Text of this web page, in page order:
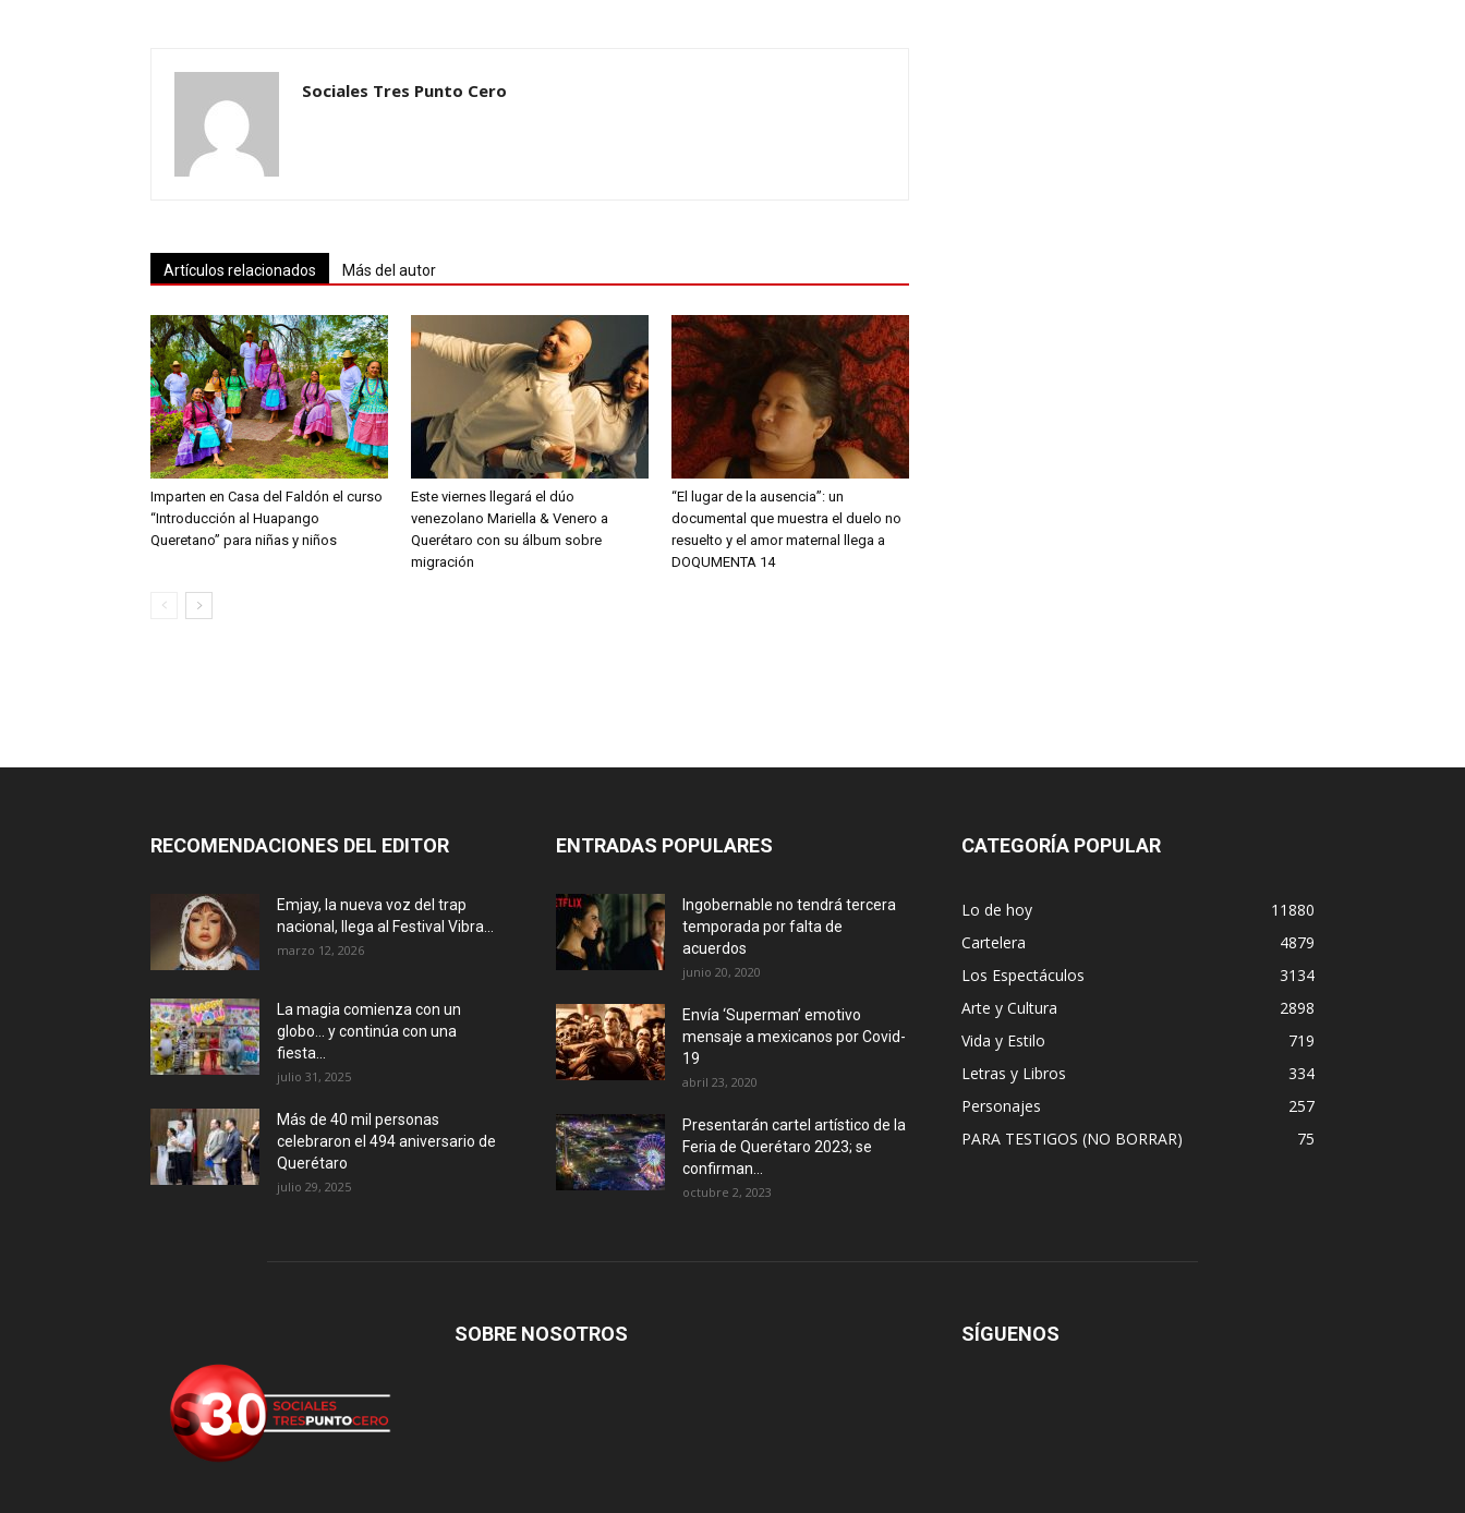
Sociales Tres Punto Cero
Artículos relacionados Más del autor
Imparten en Casa del Faldón el curso
“Introducción al Huapango
Queretano” para niñas y niños
Este viernes llegará el dúo
venezolano Mariella & Venero a
Querétaro con su álbum sobre
migración
“El lugar de la ausencia”: un
documental que muestra el duelo no
resuelto y el amor maternal llega a
DOQUMENTA 14
RECOMENDACIONES DEL EDITOR
Emjay, la nueva voz del trap
nacional, llega al Festival Vibra...
marzo 12, 2026
La magia comienza con un
globo… y continúa con una
fiesta...
julio 31, 2025
Más de 40 mil personas
celebraron el 494 aniversario de
Querétaro
julio 29, 2025
ENTRADAS POPULARES
Ingobernable no tendrá tercera
temporada por falta de
acuerdos
junio 20, 2020
Envía ‘Superman’ emotivo
mensaje a mexicanos por Covid-
19
abril 23, 2020
Presentarán cartel artístico de la
Feria de Querétaro 2023; se
confirman...
octubre 2, 2023
CATEGORÍA POPULAR
Lo de hoy
11880
Cartelera
4879
Los Espectáculos
3134
Arte y Cultura
2898
Vida y Estilo
719
Letras y Libros
334
Personajes
257
PARA TESTIGOS (NO BORRAR)
75
SOBRE NOSOTROS SÍGUENOS